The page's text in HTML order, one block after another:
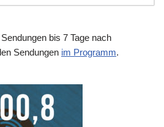
bis 7 Tage nach
Sendungen im Programm.